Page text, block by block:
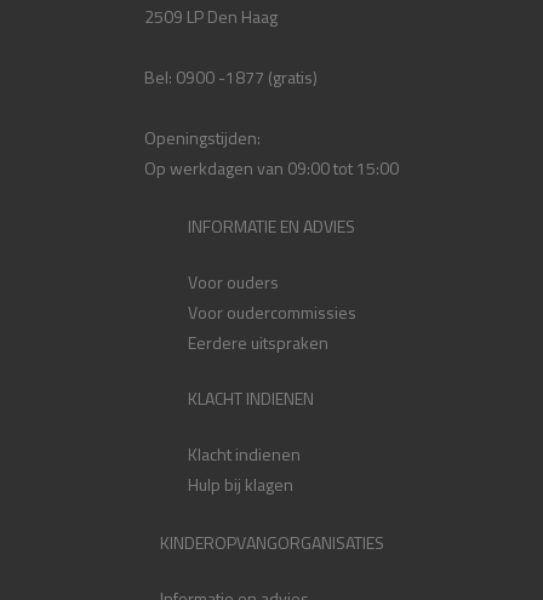
2509 LP Den Haag
Bel: 0900 -1877 (gratis)
Openingstijden:
Op werkdagen van 09:00 tot 15:00
INFORMATIE EN ADVIES
Voor ouders
Voor oudercommissies
Eerdere uitspraken
KLACHT INDIENEN
Klacht indienen
Hulp bij klagen
KINDEROPVANGORGANISATIES